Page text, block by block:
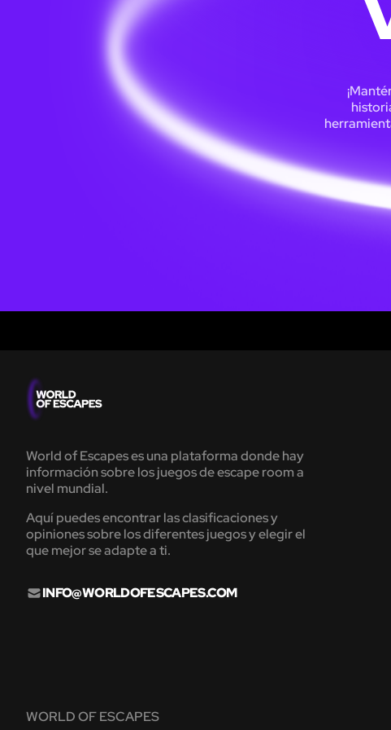
World of Escapes es una plataforma donde hay
información sobre los juegos de escape room a
nivel mundial.
Aquí puedes encontrar las clasificaciones y
opiniones sobre los diferentes juegos y elegir el
que mejor se adapte a ti.
INFO@WORLDOFESCAPES.COM
WORLD OF ESCAPES